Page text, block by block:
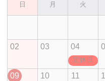
日 月 火
02 03 04
定休日
09 10 11